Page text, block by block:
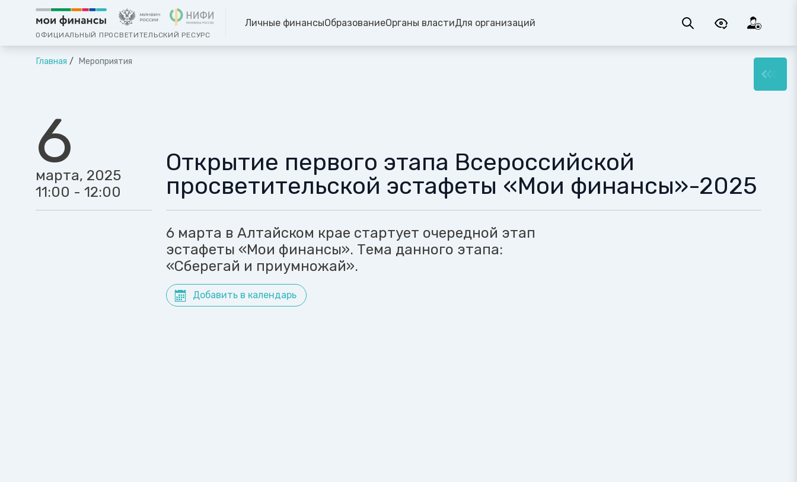
ОФИЦИАЛЬНЫЙ ПРОСВЕТИТЕЛЬСКИЙ РЕСУРС
Личные финансыОбразованиеОрганы властиДля организаций
Главная Мероприятия
6
марта, 2025
11:00 - 12:00
Открытие первого этапа Всероссийской
просветительской эстафеты «Мои финансы»-2025
6 марта в Алтайском крае стартует очередной этап
эстафеты «Мои финансы». Тема данного этапа:
«Сберегай и приумножай».
Добавить в календарь